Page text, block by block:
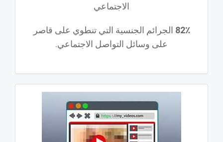
الاجتماعي
82٪ الجرائم الجنسية التي تنطوي على قاصر
على وسائل التواصل الاجتماعي.